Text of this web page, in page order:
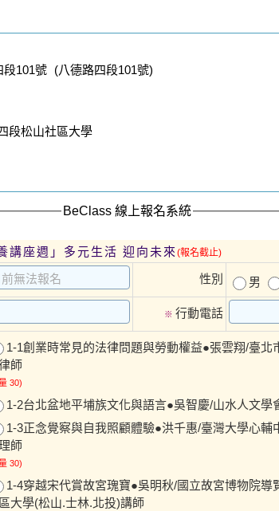
101號 (八德路四段101號)
段松山社區大學
BeClass 線上報名系統
講座週」多元生活 迎向未來 (報名截止)
性別 男
※ 行動電話
1-1創業時常見的法律問題與勞動權益●張雲翔/臺北
師
30)
1-2台北盆地平埔族文化與語言●吳智慶/山水人文學
1-3正念覺察與自我照顧體驗●洪千惠/臺灣大學心輔
師
30)
1-4穿越宋代賞故宮瑰寶●吳明秋/國立故宮博物院導
大學(松山.士林.北投)講師